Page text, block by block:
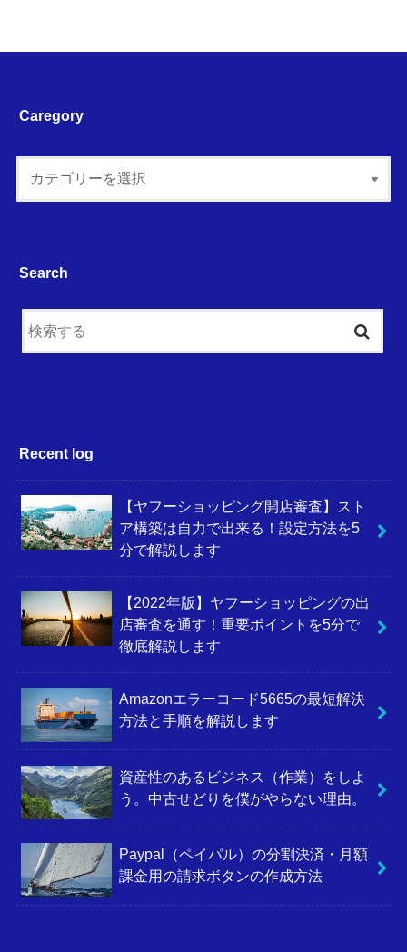
Caregory
Search
Recent log
【ヤフーショッピング開店審査】スト
ア構築は自力で出来る！設定方法を5
分で解説します
【2022年版】ヤフーショッピングの出
店審査を通す！重要ポイントを5分で
徹底解説します
Amazonエラーコード5665の最短解決
方法と手順を解説します
資産性のあるビジネス（作業）をしよ
う。中古せどりを僕がやらない理由。
Paypal（ペイパル）の分割決済・月額
課金用の請求ボタンの作成方法